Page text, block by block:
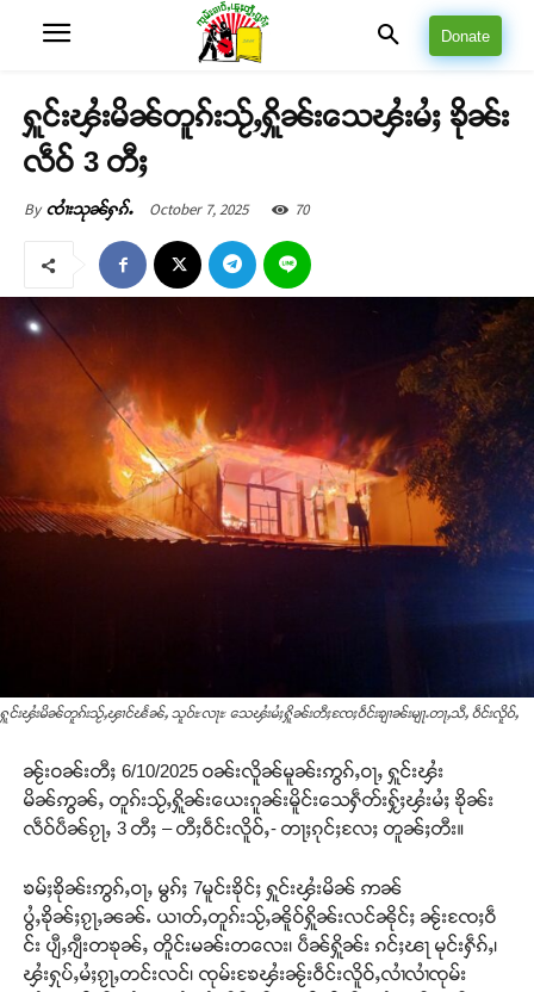
Donate
ႁူင်းၾႆးမိၼ်တူၵ်းသႂ်ႇႁိူၼ်းသေၾႆးမႆႈ ၶိုၼ်း
လဵဝ် 3 တီႈ
By ၸၢႆးသုၼ်ႁၵ်ႉ October 7, 2025 70
ႁူင်းၾႆးမိၼ်တူၵ်းသႂ်ႇၾၢင်ၽႅၼ်ႇ သူဝ်ႊလႃႊ သေၾႆးမႆႈႁိူၼ်းတီႈၸႄႈဝဵင်းၶျၢၼ်းမျႃႉတႃႇသီႇ ဝဵင်းလိူဝ်ႇ
ၼႂ်းဝၼ်းတီႈ 6/10/2025 ဝၼ်းလိူၼ်မူၼ်းဢွၵ်ႇဝႃႇ ႁူင်းၾႆး
မိၼ်ဢွၼ်ႇ တူၵ်းသႂ်ႇႁိူၼ်းယေးၵူၼ်းမိူင်းသေႁဵတ်းႁႂ်ႈၾႆးမႆႈ ၶိုၼ်း
လဵဝ်ပဵၼ်ၵႂႃႇ 3 တီႈ – တီႈဝဵင်းလိူဝ်ႇ- တႃႈၵုင်ႈလႄႈ တူၼ်ႈတီး။
ၶမ်ႈၶိုၼ်းဢွၵ်ႇဝႃႇ မွၵ်ႈ 7မူင်းၶိုင်ႈ ႁူင်းၾႆးမိၼ် ဢၼ်
ပွႆႇၶိုၼ်ႈၵႂႃႇၼၼ်ႉ ယၢတ်ႇတူၵ်းသႂ်ႇၼိူဝ်ႁိူၼ်းလင်ၼိုင်ႈ ၼႂ်းၸႄႈဝဵ
င်း ပျီႇၵျီးတၶုၼ်ႇ တိူင်းမၼ်းတလေး၊ ပဵၼ်ႁိူၼ်း ၵင်ႈၽႃ မုင်းႁဵၵ်ႇ၊
ၾႆးႁုပ်ႇမႆႈၵႂႃႇတင်းလင်၊ ၸုမ်းၶႄၾႆးၼႂ်းဝဵင်းလိူဝ်ႇလၢႆလၢႆၸုမ်း